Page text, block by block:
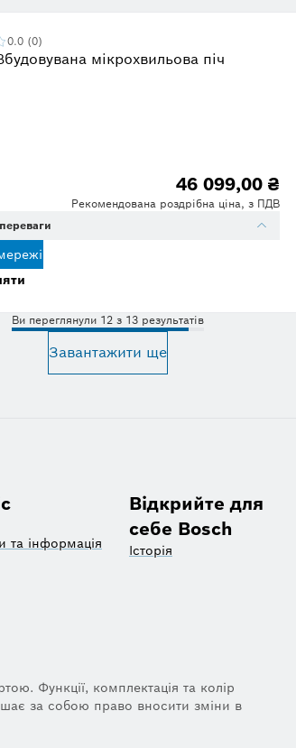
мікрохвильова піч
0.0 (0)
46 099,00 ₴
Рекомендована роздрібна ціна, з ПДВ
Ви переглянули 12 з 13 результатів
Завантажити ще
та інформація
Відкрийте для
себе Bosch
Історія
Функції, комплектація та колір
за собою право вносити зміни в